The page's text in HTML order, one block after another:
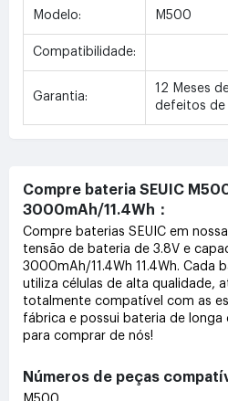
Modelo: M500
Compatibilidade:
Garantia:
12 Meses
defeitos de
Compre bateria SEUIC
3000mAh/11.4Wh：
Compre baterias SEUIC em
tensão de bateria de 3.8V e
3000mAh/11.4Wh 11.4Wh. Cada
utiliza células de alta qualidade,
totalmente compatível com as
fábrica e possui bateria de longa
para comprar de nós!
Números de peças